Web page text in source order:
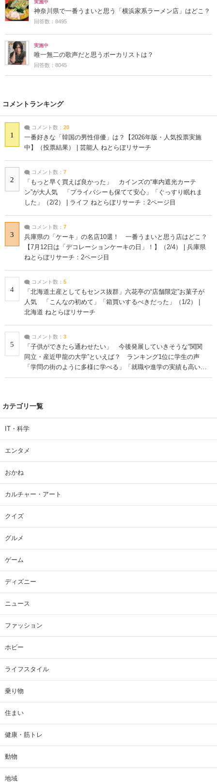
実施中
神奈川県で一番うまいと思う「横浜家系ラーメン店」はどこ？
回答数：8495
実施中
唯一無二の歌声だと思うボーカリストは？
回答数：8045
コメントランキング
1
コメント数： 20
一番好きな「韓国の男性俳優」は？【2026年版・人気投票実施
中】（投票結果） | 芸能人 ねとらぼリサーチ
2
コメント数： 7
「もっと早く買えば良かった」 カインズの“車内遮光カーテ
ン”が大人気 「プライバシーも保てて安心」「ぐっすり眠れま
した」（2/2） | ライフ ねとらぼリサーチ：2ページ目
3
コメント数： 7
兵庫県の「ケーキ」の名店10選！ 一番うまいと思う店はどこ？
【7月12日は「デコレーションケーキの日」！】（2/4） | 兵庫県
ねとらぼリサーチ：2ページ目
4
コメント数： 5
「北海道土産としてもセンス抜群」六花亭の“店舗限定”お菓子が
人気 「こんなの初めて」「箱買いするべきだった」（1/2） |
北海道 ねとらぼリサーチ
5
コメント数： 3
「子供ができたら通わせたい」 今後発展していきそうな“関関
同立・産近甲龍の大学”といえば？ ランキング1位に学生の声
「学問の街のように多様に学べる」「就職や進学の実績も高い」
| 大学 ねとらぼリサーチ
カテゴリ一覧
IT・科学
エンタメ
おかね
カルチャー・アート
クイズ
グルメ
ゲーム
ディズニー
ニュース
ファッション
ホビー
ライフスタイル
乗り物
住まい
健康・筋トレ
動物
地域